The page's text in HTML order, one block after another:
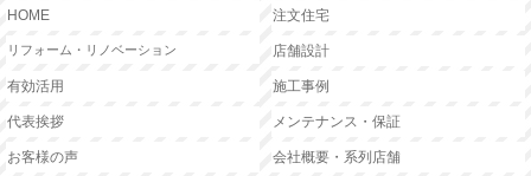
HOME 注文住宅
リフォーム・リノベーション 店舗設計
有効活用 施工事例
代表挨拶 メンテナンス・保証
お客様の声 会社概要・系列店舗